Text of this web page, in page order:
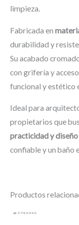
limpieza.
Fabricada en
durabilidad y
Su acabado
con grifería y
funcional y estético
Ideal para
propietarios que
practicidad y
confiable y un baño
Productos